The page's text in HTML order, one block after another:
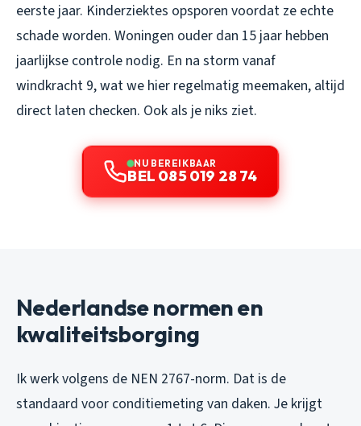
eerste jaar. Kinderziektes opsporen voordat ze echte
schade worden. Woningen ouder dan 15 jaar hebben
jaarlijkse controle nodig. En na storm vanaf
windkracht 9, wat we hier regelmatig meemaken, altijd
direct laten checken. Ook als je niks ziet.
NU BEREIKBAAR
BEL 085 019 28 74
Nederlandse normen en
kwaliteitsborging
Ik werk volgens de NEN 2767-norm. Dat is de
standaard voor conditiemeting van daken. Je krijgt